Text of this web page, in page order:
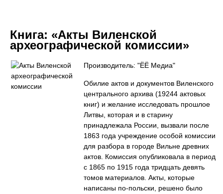
Книга: «Акты Виленской
археографической комиссии»
Производитель: "ЁЁ Медиа"
Обилие актов и документов Виленского
центрального архива (19244 актовых
книг) и желание исследовать прошлое
Литвы, которая и в старину
принадлежала России, вызвали после
1863 года учреждение особой комиссии
для разбора в городе Вильне древних
актов. Комиссия опубликовала в период
с 1865 по 1915 года тридцать девять
томов материалов. Акты, которые
написаны по-польски, решено было